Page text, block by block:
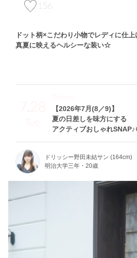
156
ドット柄×こだわり小物でレディに仕上
真夏に映えるヘルシーな装い☆
7.28
Tue
【2026年7月(8／9)】
夏の日差しを味方にする
アクティブおしゃれSNAP♪
Theme
ドリッシー野田未結サン (164cm)
明治大学三年・20歳